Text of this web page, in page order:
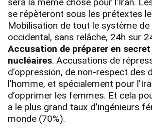
se répèteront sous les prétextes
Mobilisation de tout le système
occidental, sans relâche, 24h sur
Accusation de préparer en
nucléaires. Accusations de
d’oppression, de non-respect des
l’homme, et spécialement pour
d’opprimer les femmes. Et cela
a le plus grand taux d’ingénieurs
monde (70%).